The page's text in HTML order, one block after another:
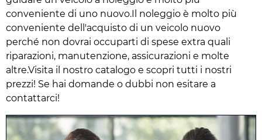
conveniente di uno nuovo.Il noleggio è molto più
conveniente dell'acquisto di un veicolo nuovo
perché non dovrai occuparti di spese extra quali
riparazioni, manutenzione, assicurazioni e molte
altre.Visita il nostro catalogo e scopri tutti i nostri
prezzi! Se hai domande o dubbi non esitare a
contattarci!